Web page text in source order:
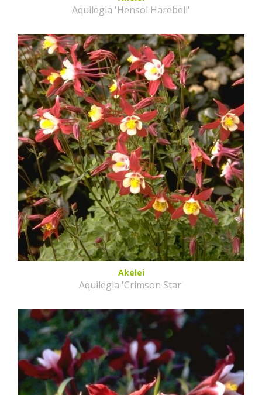
Aquilegia 'Hensol Harebell'
Akelei
Aquilegia 'Crimson Star'